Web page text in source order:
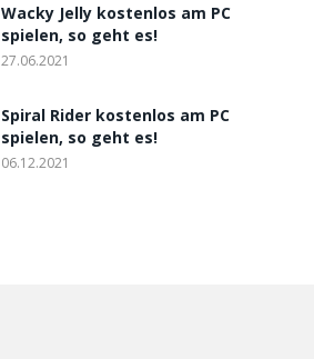
Wacky Jelly kostenlos am PC
spielen, so geht es!
27.06.2021
Spiral Rider kostenlos am PC
spielen, so geht es!
06.12.2021